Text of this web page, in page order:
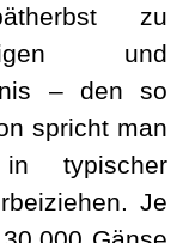
zu
und
– den so
spricht man
typischer
Je